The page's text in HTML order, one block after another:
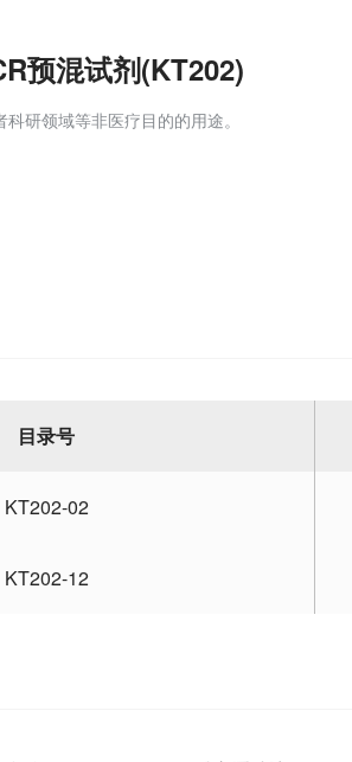
预混试剂(KT202)
研领域等非医疗目的的用途。
目录号
KT202-02
KT202-12